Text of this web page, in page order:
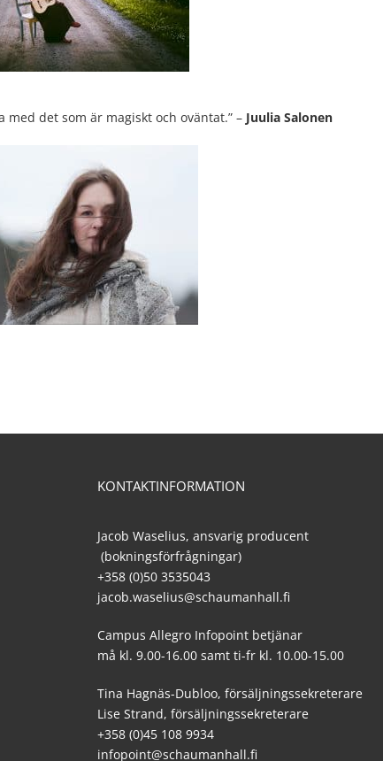
det som är magiskt och oväntat.” – Juulia Salonen
KONTAKTINFORMATION
Jacob Waselius, ansvarig producent
(bokningsförfrågningar)
+358 (0)50 3535043
jacob.waselius@schaumanhall.fi
Campus Allegro Infopoint betjänar
må kl. 9.00-16.00 samt ti-fr kl. 10.00-15.00
Tina Hagnäs-Dubloo, försäljningssekreterare
Lise Strand, försäljningssekreterare
+358 (0)45 108 9934
infopoint@schaumanhall.fi